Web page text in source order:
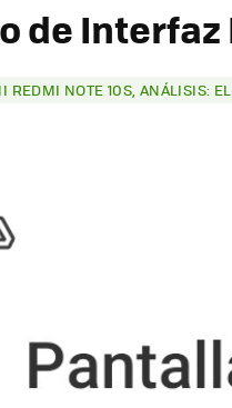
de Interfaz
REDMI NOTE 10S, ANÁLISIS: